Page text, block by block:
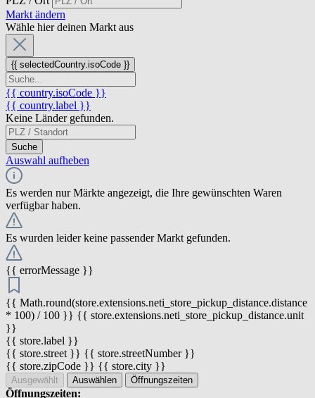
Markt ändern
Wähle hier deinen Markt aus
{{ selectedCountry.isoCode }}
{{ country.isoCode }}
{{ country.label }}
Keine Länder gefunden.
Suche
Auswahl aufheben
Es werden nur Märkte angezeigt, die Ihre gewünschten Waren
verfügbar haben.
Es wurden leider keine passender Markt gefunden.
{{ errorMessage }}
{{ Math.round(store.extensions.neti_store_pickup_distance.distance
* 100) / 100 }} {{ store.extensions.neti_store_pickup_distance.unit
}}
{{ store.label }}
{{ store.street }} {{ store.streetNumber }}
{{ store.zipCode }} {{ store.city }}
Ausgewählt Auswählen Öffnungszeiten
Öffnungszeiten: